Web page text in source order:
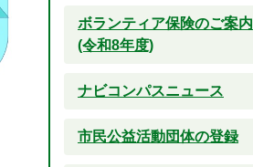
ボランティア保険のご案内
(令和8年度)
ナビコンパスニュース
市民公益活動団体の登録